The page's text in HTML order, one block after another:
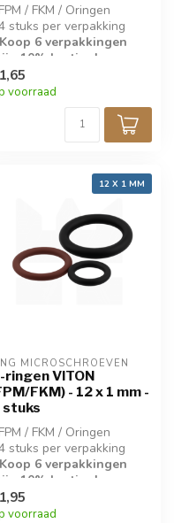
/ FKM / Oringen
stuks per verpakking
6 verpakkingen
10% korting!
voorraad
12 X 1 MM
MICROSCHROEVEN
ringen VITON
FKM) - 12 x 1 mm -
stuks
/ FKM / Oringen
stuks per verpakking
6 verpakkingen
10% korting!
voorraad